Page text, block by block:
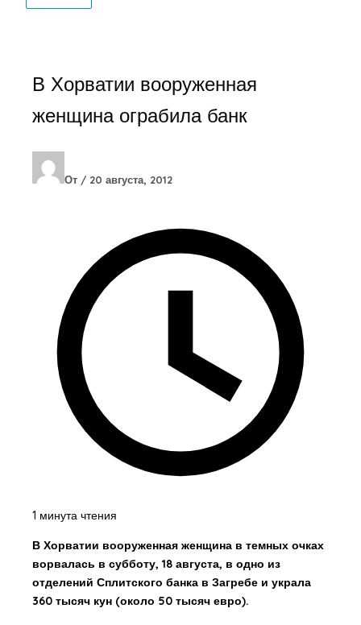
В Хорватии вооруженная
женщина ограбила банк
От / 20 августа, 2012
1 минута чтения
В Хорватии вооруженная женщина в темных очках
ворвалась в субботу, 18 августа, в одно из
отделений Сплитского банка в Загребе и украла
360 тысяч кун (около 50 тысяч евро).